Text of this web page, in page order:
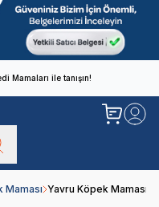
Mamaları ile tanışın!
Maması Yavru Köpek Maması